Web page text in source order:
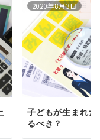
2020年8月3日
子どもが生まれ
るべき？